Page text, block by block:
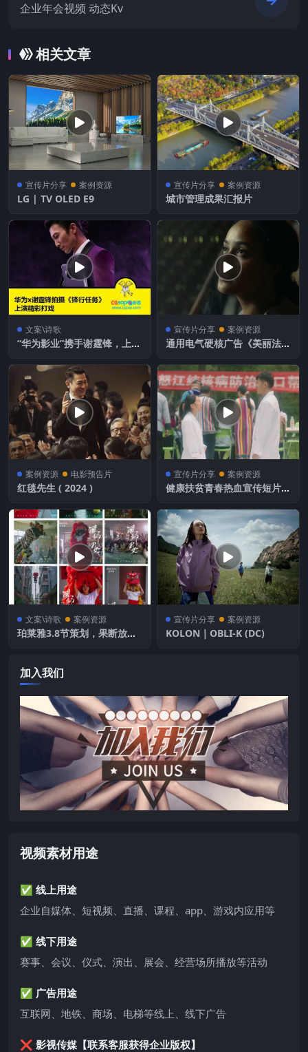
企业年会视频 动态Kv
相关文章
宣传片分享 案例资源
LG | TV OLED E9
宣传片分享 案例资源
城市管理成果汇报片
文案\诗歌
“华为影业”携手谢霆锋，上演
宣传片分享 案例资源
通用电气硬核广告《美丽法
案例资源 电影预告片
红毯先生 ( 2024 )
宣传片分享 案例资源
健康扶贫青春热血宣传短片-
文案\诗歌 案例资源
珀莱雅3.8节策划，果断放弃
宣传片分享 案例资源
KOLON｜OBLI-K (DC)
加入我们
视频素材用途
✅ 线上用途
企业自媒体、短视频、直播、课程、app、游戏内应用等
✅ 线下用途
赛事、会议、仪式、演出、展会、经营场所播放等活动
✅ 广告用途
互联网、地铁、商场、电梯等线上、线下广告
❌ 影视传媒【联系客服获得企业版权】